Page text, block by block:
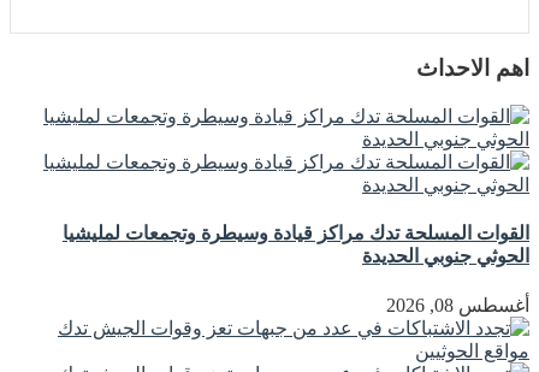
اهم الاحداث
القوات المسلحة تدك مراكز قيادة وسيطرة وتجمعات لمليشيا
الحوثي جنوبي الحديدة
أغسطس 08, 2026